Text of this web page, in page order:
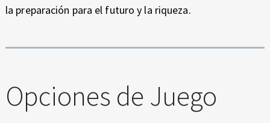
la preparación para el futuro y la riqueza.
Opciones de Juego